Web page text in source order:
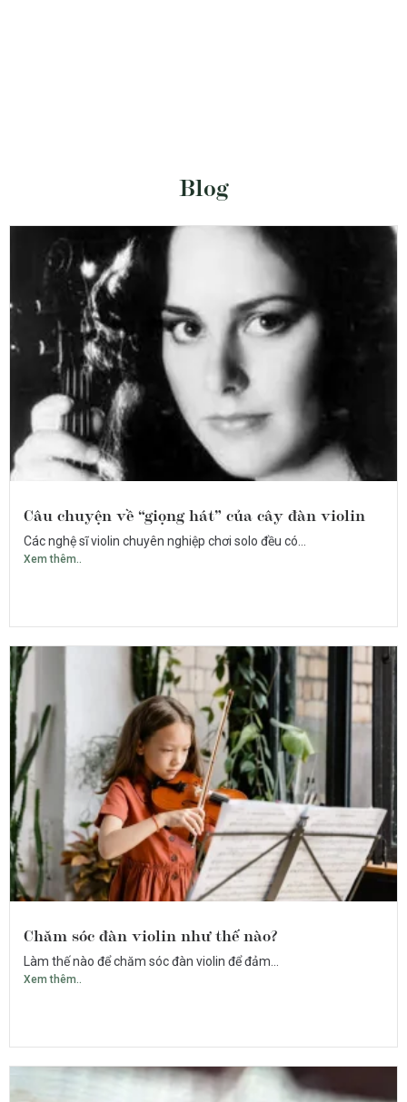
Blog
Câu chuyện về “giọng hát” của cây đàn violin
Các nghệ sĩ violin chuyên nghiệp chơi solo đều có...
Xem thêm..
Chăm sóc đàn violin như thế nào?
Làm thế nào để chăm sóc đàn violin để đảm...
Xem thêm..